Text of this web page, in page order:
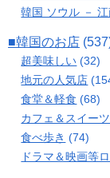
韓国 ソウル －
■韓国のお店
超美味しい (32)
地元の人気店
食堂＆軽食 (68)
カフェ＆スイーツ
食べ歩き (74)
ドラマ＆映画等